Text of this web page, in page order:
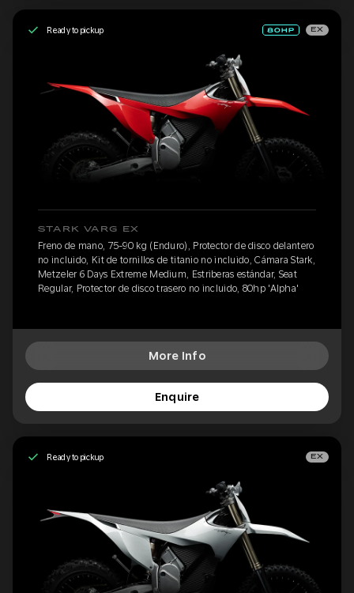
Ready to pickup EX
STARK VARG EX
Freno de mano, 75-90 kg (Enduro), Protector de disco delantero
no incluido, Kit de tornillos de titanio no incluido, Cámara Stark,
Metzeler 6 Days Extreme Medium, Estriberas estándar, Seat
Regular, Protector de disco trasero no incluido, 80hp 'Alpha'
More Info
Enquire
Ready to pickup EX